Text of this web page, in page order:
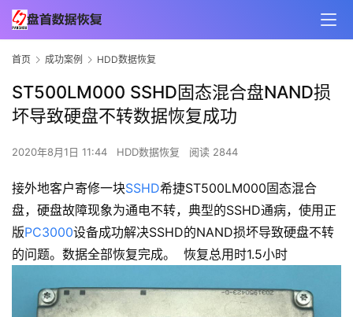
首页 成功案例 HDD数据恢复
ST500LM000 SSHD固态混合盘NAND损
坏导致硬盘不转数据恢复成功
2020年8月1日 11:44 HDD数据恢复 阅读 2844
接外地客户寄修一块SSHD希捷ST500LM000固态混合
盘，硬盘故障现象为通电不转，典型的SSHD通病，使用正
版PC3000设备成功解决SSHD的NAND损坏导致硬盘不转
的问题。数据全部恢复完成。 恢复总用时1.5小时